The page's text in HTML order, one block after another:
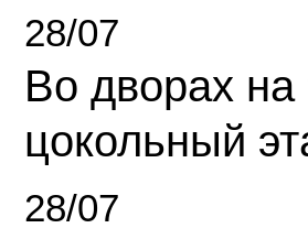
28/07
Во дворах
цокольный
28/07